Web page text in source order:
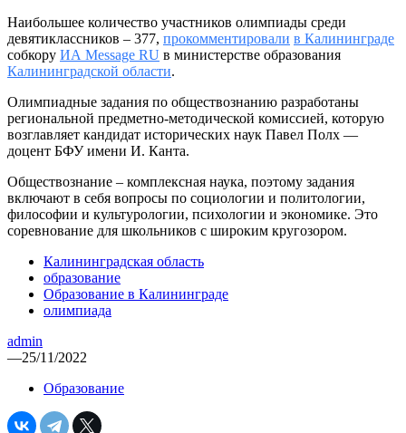
Наибольшее количество участников олимпиады среди
девятиклассников – 377, прокомментировали в Калининграде
собкору ИА Message RU в министерстве образования
Калининградской области.
Олимпиадные задания по обществознанию разработаны
региональной предметно-методической комиссией, которую
возглавляет кандидат исторических наук Павел Полх —
доцент БФУ имени И. Канта.
Обществознание – комплексная наука, поэтому задания
включают в себя вопросы по социологии и политологии,
философии и культурологии, психологии и экономике. Это
соревнование для школьников с широким кругозором.
Калининградская область
образование
Образование в Калининграде
олимпиада
admin
—25/11/2022
Образование